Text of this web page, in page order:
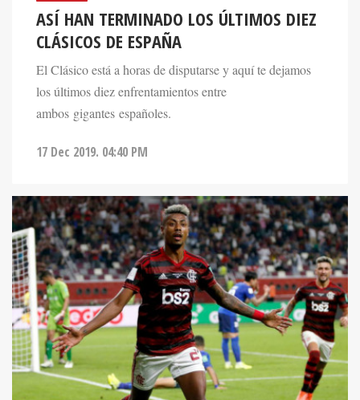
ASÍ HAN TERMINADO LOS ÚLTIMOS DIEZ
CLÁSICOS DE ESPAÑA
El Clásico está a horas de disputarse y aquí te dejamos
los últimos diez enfrentamientos entre
ambos gigantes españoles.
17 Dec 2019. 04:40 PM